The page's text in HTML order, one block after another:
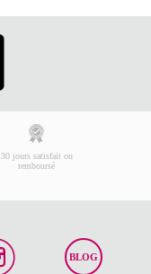
30 jours satisfait ou
remboursé
BLOG